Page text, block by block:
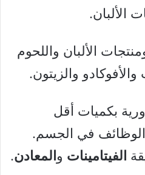
الألبان.
الألبان واللحوم
والزيتون.
بكميات أقل
في الجسم.
الفيتامينات و المعادن.